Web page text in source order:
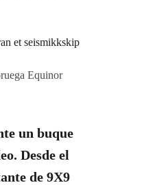
Equinor
un buque
Desde el
de 9X9